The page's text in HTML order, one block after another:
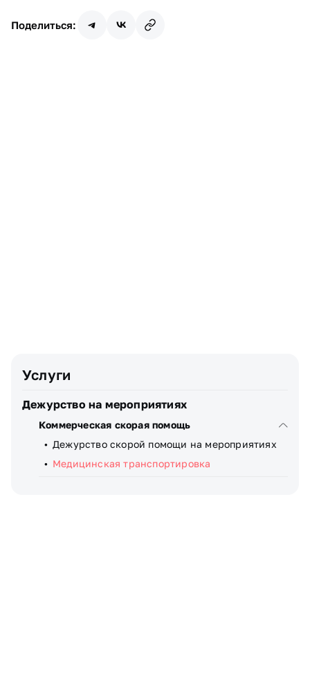
Поделиться:
Услуги
Дежурство на мероприятиях
Коммерческая скорая помощь
Дежурство скорой помощи на мероприятиях
Медицинская транспортировка